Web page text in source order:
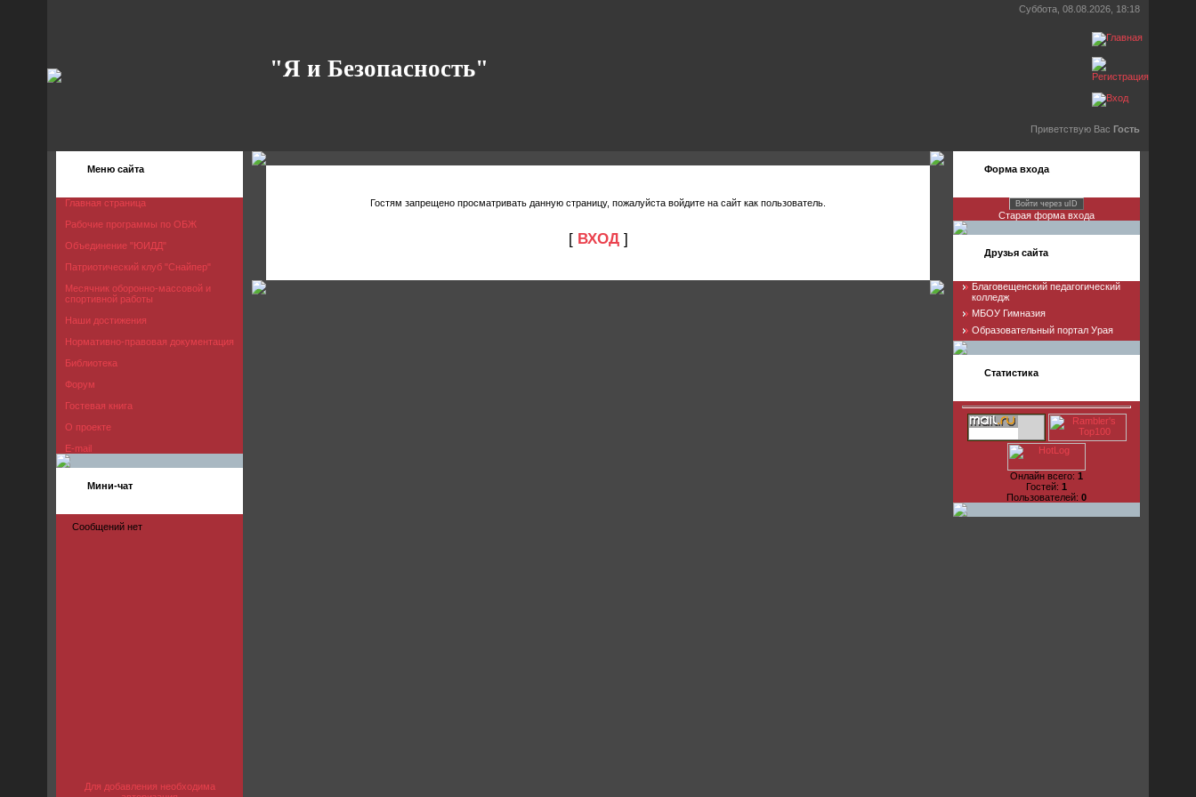
Суббота, 08.08.2026, 18:18
"Я и Безопасность"
Приветствую Вас Гость
Меню сайта
Главная страница
Рабочие программы по ОБЖ
Объединение "ЮИДД"
Патриотический клуб "Снайпер"
Месячник оборонно-массовой и
спортивной работы
Наши достижения
Нормативно-правовая документация
Библиотека
Форум
Гостевая книга
О проекте
E-mail
Мини-чат
Для добавления необходима
Гостям запрещено просматривать данную страницу, пожалуйста войдите на сайт как пользователь.
[ ВХОД]
Форма входа
Войти через uID
Старая форма входа
Друзья сайта
Благовещенский педагогический
колледж
МБОУ Гимназия
Образовательный портал Урая
Статистика
Онлайн всего: 1
Гостей: 1
Пользователей: 0